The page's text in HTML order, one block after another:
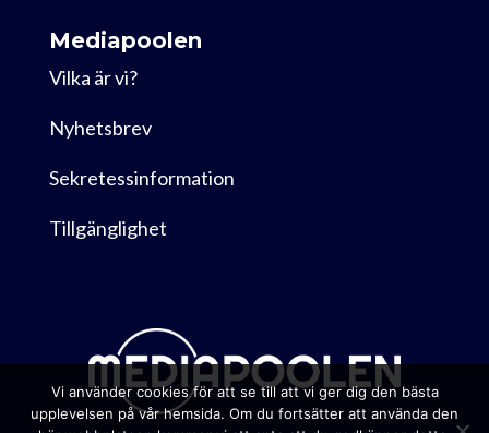
Mediapoolen
Vilka är vi?
Nyhetsbrev
Sekretessinformation
Tillgänglighet
Vi använder cookies för att se till att vi ger dig den bästa
upplevelsen på vår hemsida. Om du fortsätter att använda den